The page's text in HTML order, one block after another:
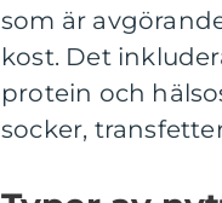
som är
kost. Det
protein och
socker,